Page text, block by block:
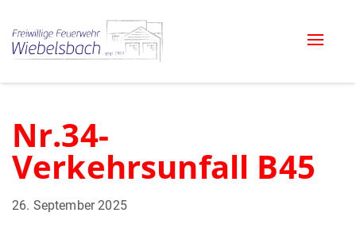
Toggle
Nr.34-
Verkehrsunfall B45
26. September 2025